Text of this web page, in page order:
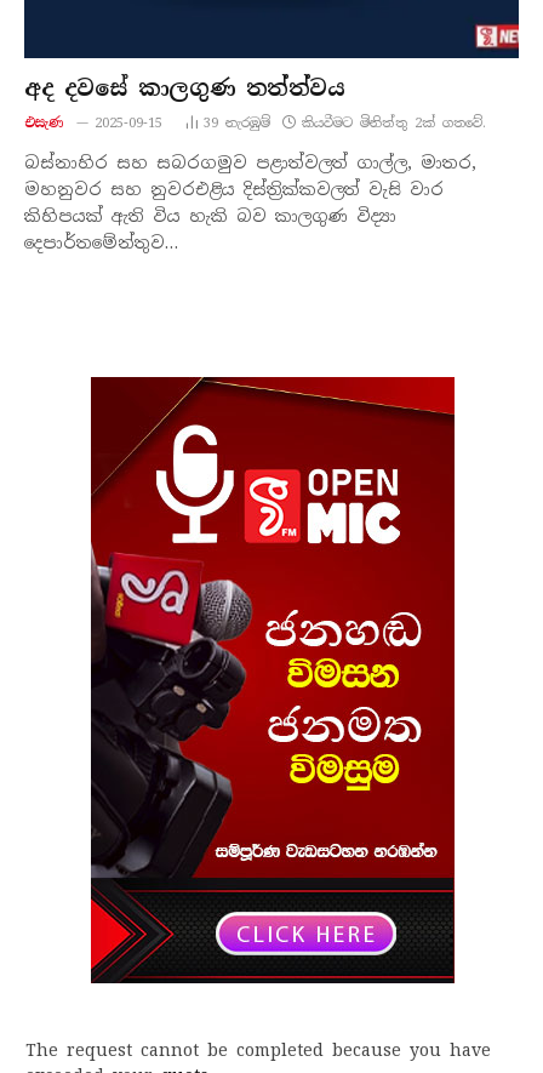
අද දවසේ කාලගුණ තත්ත්වය
එසැණ 2025-09-15 39 නැරඹු​ම් කියවීමට මිනිත්තු 2ක් ගතවේ.
බස්නාහිර සහ සබරගමුව පළාත්වලත් ගාල්ල, මාතර,
මහනුවර සහ නුවරඑළිය දිස්ත්‍රික්කවලත් වැසි වාර
කිහිපයක් ඇති විය හැකි බව කාලගුණ විද්‍යා
දෙපාර්තමේන්තුව…
The request cannot be completed because you have